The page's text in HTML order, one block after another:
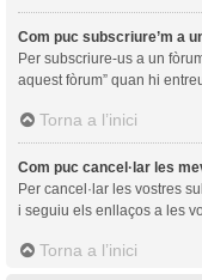
Com puc subscriure’m a
Per subscriure-us a un
aquest fòrum” quan hi
Torna a l’inici
Com puc cancel·lar les
Per cancel·lar les vostres
i seguiu els enllaços a les
Torna a l’inici